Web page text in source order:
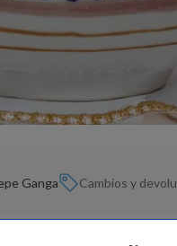
Ganga Cambios y